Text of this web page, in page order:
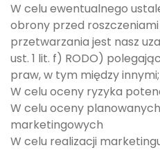
W celu ewentualnego
obrony przed
przetwarzania jest nasz
ust. 1 lit. f) RODO)
praw, w tym między innymi;
W celu oceny ryzyka
W celu oceny
marketingowych
W celu realizacji